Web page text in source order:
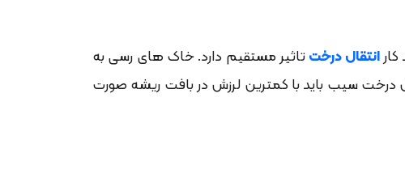
کارانتقال درختتاثیر مستقیم دارد. خاک های رسی به
درخت سیب باید با کمترین لرزش در بافت ریشه صورت